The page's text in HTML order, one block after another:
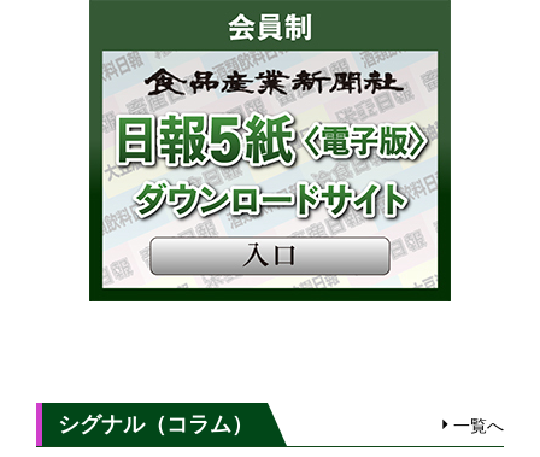
シグナル（コラム） 一覧へ